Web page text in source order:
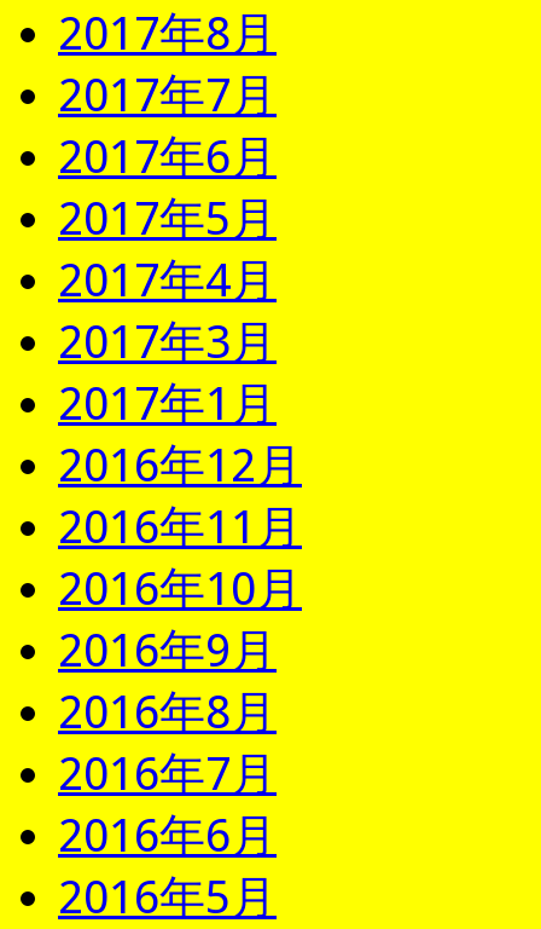
2017年8月
2017年7月
2017年6月
2017年5月
2017年4月
2017年3月
2017年1月
2016年12月
2016年11月
2016年10月
2016年9月
2016年8月
2016年7月
2016年6月
2016年5月